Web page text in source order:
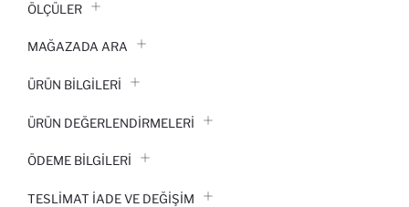
ÖLÇÜLER
MAĞAZADA ARA
ÜRÜN BILGILERI
ÜRÜN DEĞERLENDİRMELERİ
ÖDEME BİLGİLERİ
TESLIMAT İADE VE DEĞIŞIM